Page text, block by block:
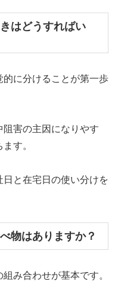
はどうすればい
に分けることが第一歩
害の主因になりやす
す。
と在宅日の使い分けを
物はありますか？
み合わせが基本です。